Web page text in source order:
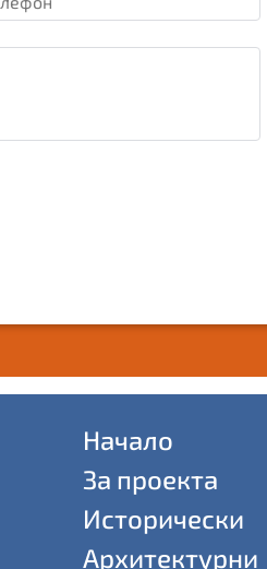
Начало
За проекта
Исторически
Архитектурни